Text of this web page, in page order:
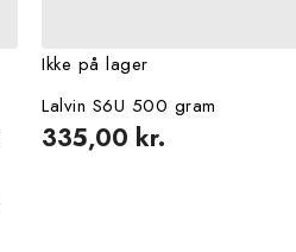
Ikke på lager
Lalvin S6U 500 gram
335,00 kr.